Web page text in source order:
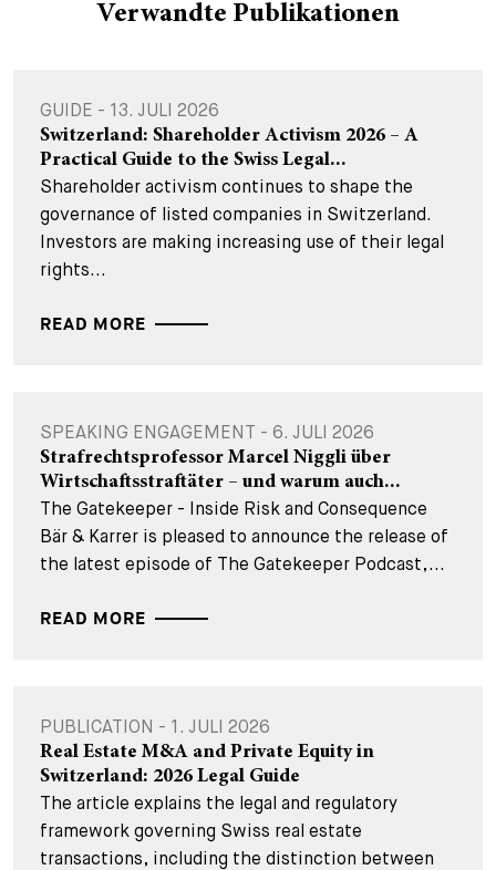
Verwandte Publikationen
GUIDE - 13. JULI 2026
Switzerland: Shareholder Activism 2026 – A
Practical Guide to the Swiss Legal...
Shareholder activism continues to shape the
governance of listed companies in Switzerland.
Investors are making increasing use of their legal
rights...
READ MORE
SPEAKING ENGAGEMENT - 6. JULI 2026
Strafrechtsprofessor Marcel Niggli über
Wirtschaftsstraftäter – und warum auch...
The Gatekeeper - Inside Risk and Consequence
Bär & Karrer is pleased to announce the release of
the latest episode of The Gatekeeper Podcast,...
READ MORE
PUBLICATION - 1. JULI 2026
Real Estate M&A and Private Equity in
Switzerland: 2026 Legal Guide
The article explains the legal and regulatory
framework governing Swiss real estate
transactions, including the distinction between